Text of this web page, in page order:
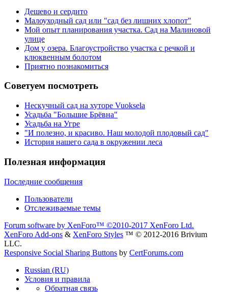
Дешево и сердито
Малоуходный сад или "сад без лишних хлопот"
Мой опыт планирования участка. Сад на Малиновой
улице
Дом у озера. Благоустройство участка с речкой и
клюквенным болотом
Приятно познакомиться
Советуем посмотреть
Нескучный сад на хуторе Vuoksela
Усадьба "Большие Брёвна"
Усадьба на Угре
"И полезно, и красиво. Наш молодой плодовый сад"
История нашего сада в окружении леса
Полезная информация
Последние сообщения
Пользователи
Отслеживаемые темы
Forum software by XenForo™ ©2010-2017 XenForo Ltd.
XenForo Add-ons & XenForo Styles ™ © 2012-2016 Brivium
LLC.
Responsive Social Sharing Buttons by CertForums.com
Russian (RU)
Условия и правила
Обратная связь